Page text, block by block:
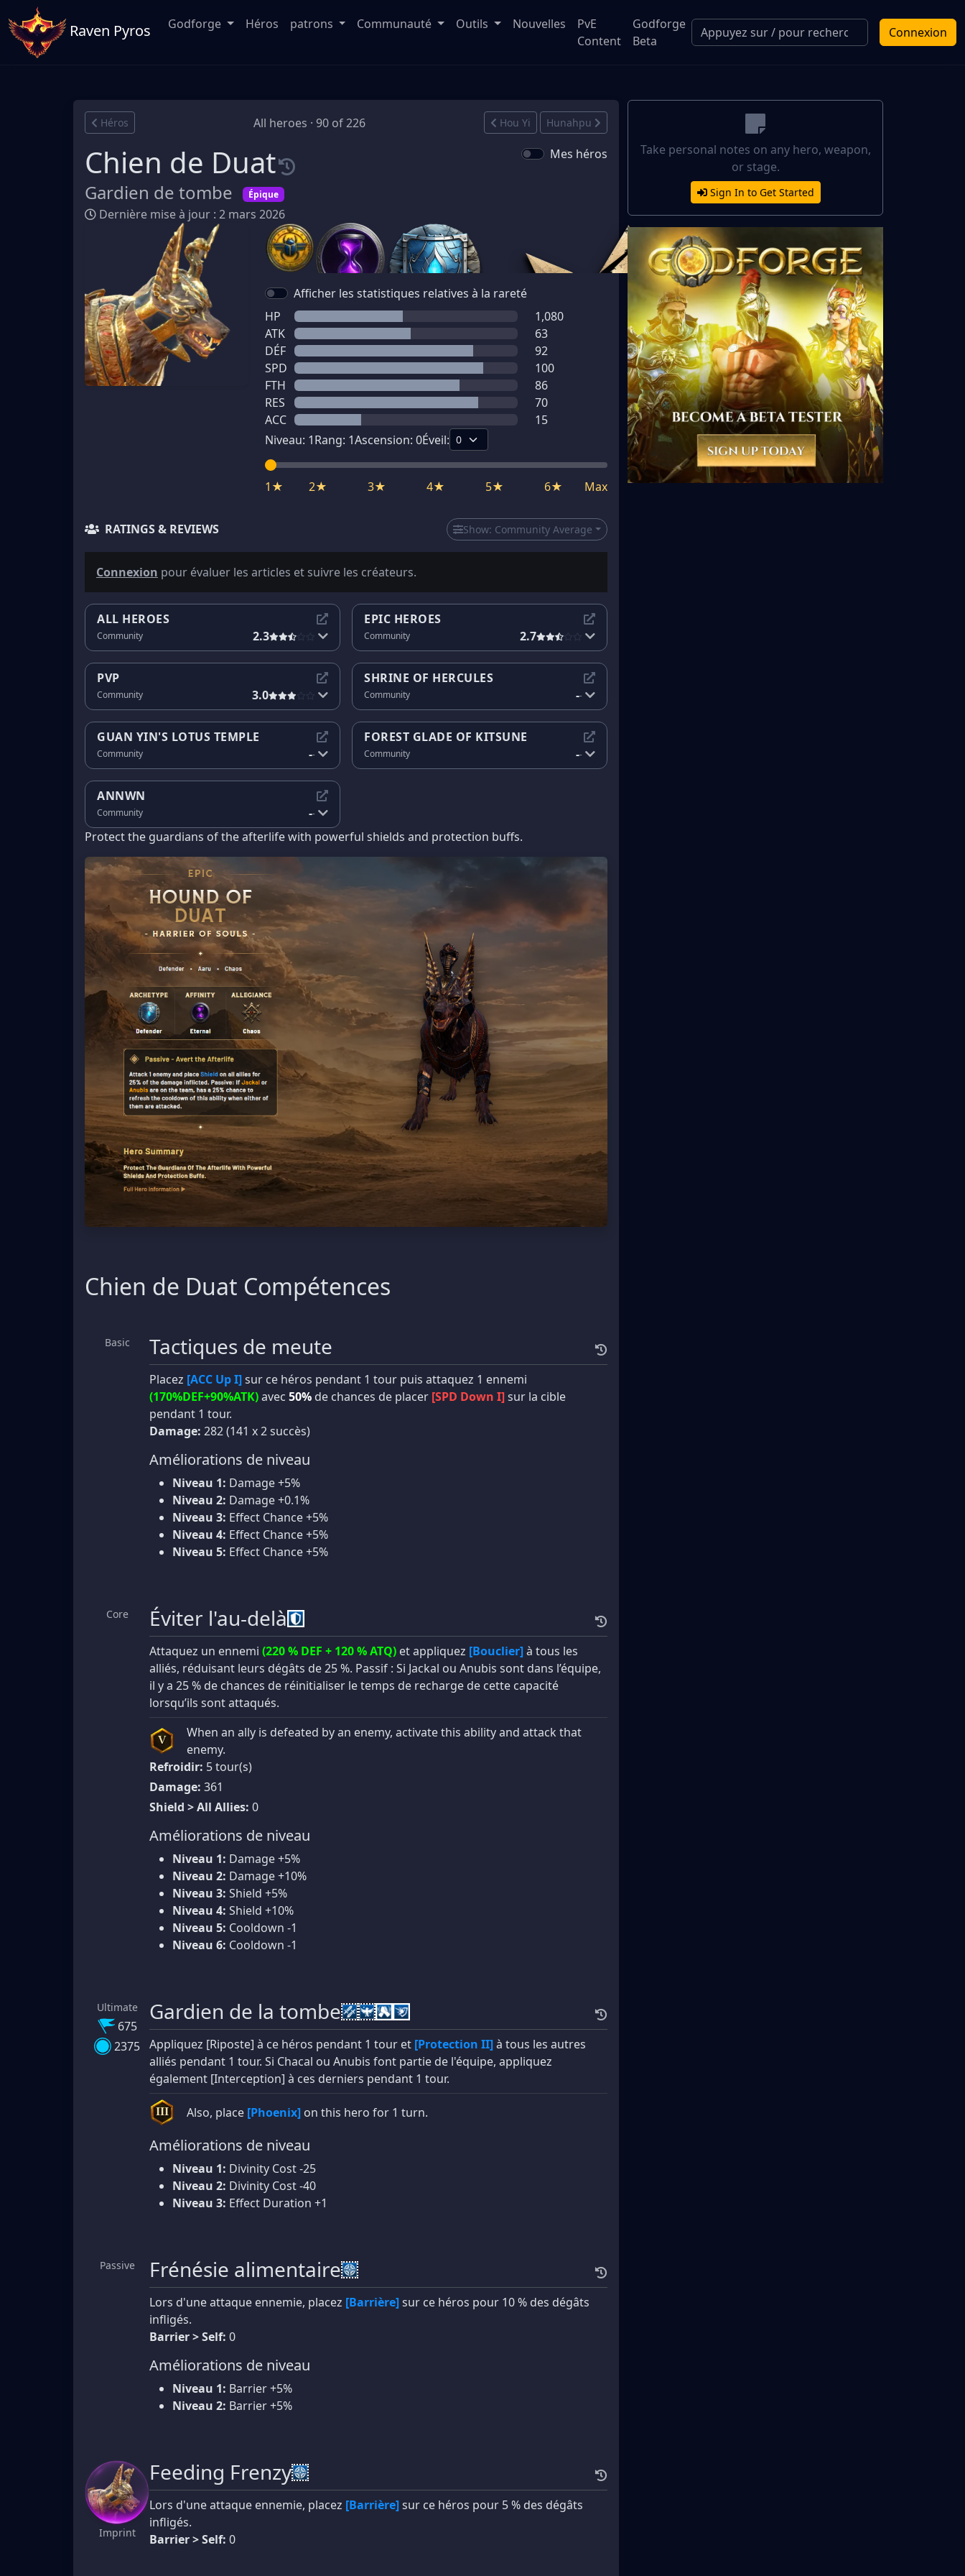
Raven Pyros Connexion
Godforge Héros patrons Communauté Outils Nouvelles
PvE
Content
Godforge
Beta
Héros All heroes · 90 of 226 Hou Yi Hunahpu
Chien de Duat
Gardien de tombe Épique
Dernière mise à jour : 2 mars 2026
Mes héros
Afficher les statistiques relatives à la rareté
HP
1,080
ATK
63
DÉF
92
SPD
100
FTH
86
RES
70
ACC
15
Niveau: 1Rang: 1Ascension: 0Éveil:
1★ 2★ 3★ 4★ 5★ 6★ Max
RATINGS & REVIEWS Show: Community Average
Connexion pour évaluer les articles et suivre les créateurs.
ALL HEROES
Community 2.3
EPIC HEROES
Community 2.7
PVP
Community 3.0
SHRINE OF HERCULES
Community --
GUAN YIN'S LOTUS TEMPLE
Community --
FOREST GLADE OF KITSUNE
Community --
ANNWN
Community --
Protect the guardians of the afterlife with powerful shields and protection buffs.
Chien de Duat Compétences
Basic Tactiques de meute
Placez [ACC Up I]sur ce héros pendant 1 tour puis attaquez 1 ennemi
(170%DEF+90%ATK)avec 50% de chances de placer [SPD Down I]sur la cible
pendant 1 tour.
Damage: 282 (141 x 2 succès)
Améliorations de niveau
Niveau 1: Damage +5%
Niveau 2: Damage +0.1%
Niveau 3: Effect Chance +5%
Niveau 4: Effect Chance +5%
Niveau 5: Effect Chance +5%
Core Éviter l'au-delà
Attaquez un ennemi (220 % DEF + 120 % ATQ) et appliquez [Bouclier]à tous les
alliés, réduisant leurs dégâts de 25 %. Passif : Si Jackal ou Anubis sont dans l’équipe,
il y a 25 % de chances de réinitialiser le temps de recharge de cette capacité
lorsqu’ils sont attaqués.
V
When an ally is defeated by an enemy, activate this ability and attack that
enemy.
Refroidir: 5 tour(s)
Damage: 361
Shield > All Allies: 0
Améliorations de niveau
Niveau 1: Damage +5%
Niveau 2: Damage +10%
Niveau 3: Shield +5%
Niveau 4: Shield +10%
Niveau 5: Cooldown -1
Niveau 6: Cooldown -1
Ultimate
675
2375
Gardien de la tombe
Appliquez [Riposte] à ce héros pendant 1 tour et [Protection II]à tous les autres
alliés pendant 1 tour. Si Chacal ou Anubis font partie de l'équipe, appliquez
également [Interception] à ces derniers pendant 1 tour.
III Also, place [Phoenix] on this hero for 1 turn.
Améliorations de niveau
Niveau 1: Divinity Cost -25
Niveau 2: Divinity Cost -40
Niveau 3: Effect Duration +1
Passive Frénésie alimentaire
Lors d'une attaque ennemie, placez [Barrière]sur ce héros pour 10 % des dégâts
infligés.
Barrier > Self: 0
Améliorations de niveau
Niveau 1: Barrier +5%
Niveau 2: Barrier +5%
Imprint
Feeding Frenzy
Lors d'une attaque ennemie, placez [Barrière]sur ce héros pour 5 % des dégâts
infligés.
Barrier > Self: 0
Take personal notes on any hero, weapon,
or stage.
Sign In to Get Started